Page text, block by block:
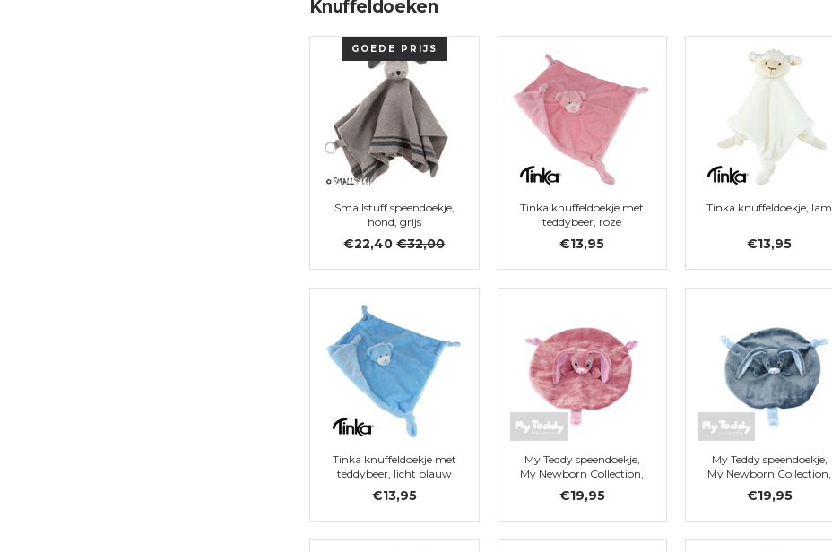
Knuffeldoeken
GOEDE PRIJS
Smallstuff speendoekje,
hond, grijs
€22,40 €32,00
Tinka knuffeldoekje met
teddybeer, roze
€13,95
Tinka knuffeldoekje, lam
€13,95
Tinka knuffeldoekje met
teddybeer, licht blauw
€13,95
My Teddy speendoekje,
My Newborn Collection,
roze konijn
€19,95
My Teddy speendoekje,
My Newborn Collection,
blauwe konijn
€19,95